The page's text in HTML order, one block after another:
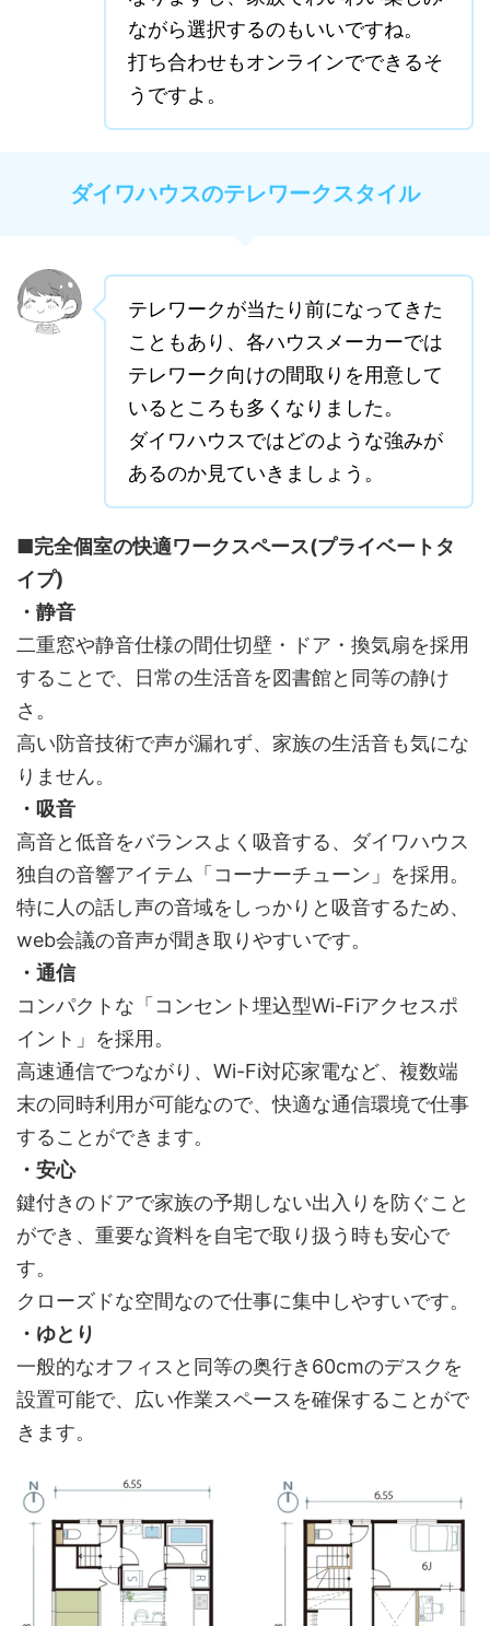
ながら選択するのもいいですね。
打ち合わせもオンラインでできるそ
うですよ。
ダイワハウスのテレワークスタイル
テレワークが当たり前になってきた
こともあり、各ハウスメーカーでは
テレワーク向けの間取りを用意して
いるところも多くなりました。
ダイワハウスではどのような強みが
あるのか見ていきましょう。
■完全個室の快適ワークスペース(プライベートタ
イプ)
・静音
二重窓や静音仕様の間仕切壁・ドア・換気扇を採用
することで、日常の生活音を図書館と同等の静け
さ。
高い防音技術で声が漏れず、家族の生活音も気にな
りません。
・吸音
高音と低音をバランスよく吸音する、ダイワハウス
独自の音響アイテム「コーナーチューン」を採用。
特に人の話し声の音域をしっかりと吸音するため、
web会議の音声が聞き取りやすいです。
・通信
コンパクトな「コンセント埋込型Wi-Fiアクセスポ
イント」を採用。
高速通信でつながり、Wi-Fi対応家電など、複数端
末の同時利用が可能なので、快適な通信環境で仕事
することができます。
・安心
鍵付きのドアで家族の予期しない出入りを防ぐこと
ができ、重要な資料を自宅で取り扱う時も安心で
す。
クローズドな空間なので仕事に集中しやすいです。
・ゆとり
一般的なオフィスと同等の奥行き60cmのデスクを
設置可能で、広い作業スペースを確保することがで
きます。